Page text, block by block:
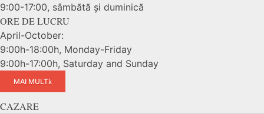
9:00-17:00, sâmbătă și duminică
ORE DE LUCRU
April-October:
9:00h-18:00h, Monday-Friday
9:00h-17:00h, Saturday and Sunday
MAI MULT
CAZARE